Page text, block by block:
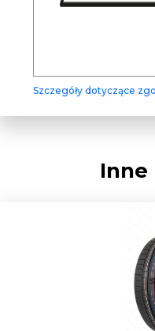
Szczegóły dotyczące